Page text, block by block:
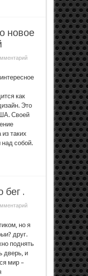
новое
как
Это
Своей
таких
собой.
бег .
но я
друг.
поднять
дверь, и
мир –